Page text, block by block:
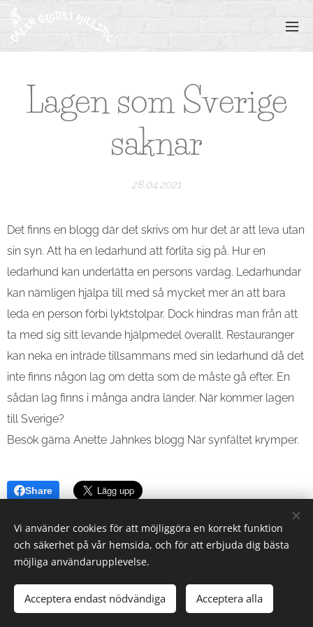
Lagen som Sverige
saknar
28.04.2021
Det finns en blogg där det skrivs om hur det är att leva utan
sin syn. Att ha en ledarhund att förlita sig på. Hur en
ledarhund kan underlätta en persons vardag. Ledarhundar
kan nämligen hjälpa till med så mycket mer än att bara
leda en person förbi lyktstolpar. Dock hindras man från att
ta med sig sitt levande hjälpmedel överallt. Restauranger
kan neka en inträde tillsammans med sin ledarhund då det
inte finns någon lag om detta som de måste gå efter. En
sådan lag finns i många andra länder. När kommer lagen
till Sverige?
Besök gärna Anette Jahnkes blogg När synfältet krymper.
Share
Webnode Cookies
Vi använder cookies för att möjliggöra en korrekt funktion
och säkerhet på vår hemsida, och för att erbjuda dig bästa
möjliga användarupplevelse.
Acceptera endast nödvändiga Acceptera alla